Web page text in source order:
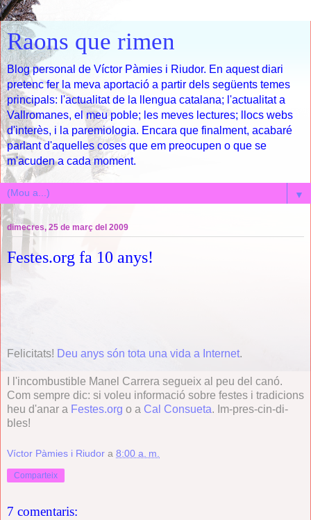
Raons que rimen
Blog personal de Víctor Pàmies i Riudor. En aquest diari
pretenc fer la meva aportació a partir dels següents temes
principals: l'actualitat de la llengua catalana; l'actualitat a
Vallromanes, el meu poble; les meves lectures; llocs webs
d'interès, i la paremiologia. Encara que finalment, acabaré
parlant d'aquelles coses que em preocupen o que se
m'acuden a cada moment.
▼
dimecres, 25 de març del 2009
Festes.org fa 10 anys!
Felicitats! Deu anys són tota una vida a Internet.
I l'incombustible Manel Carrera segueix al peu del canó.
Com sempre dic: si voleu informació sobre festes i tradicions
heu d'anar a Festes.org o a Cal Consueta. Im-pres-cin-di-
bles!
Víctor Pàmies i Riudor a 8:00 a. m.
Comparteix
7 comentaris: